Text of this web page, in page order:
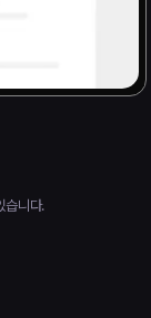
습니다.